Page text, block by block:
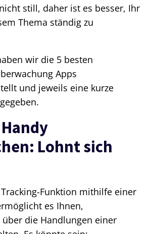
still, daher ist es besser, Ihr
Thema ständig zu
wir die 5 besten
Apps
und jeweils eine kurze
Lohnt sich
Funktion mithilfe einer
es Ihnen,
die Handlungen einer